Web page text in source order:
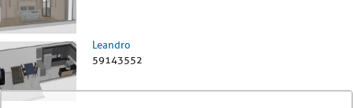
Leandro
59143552